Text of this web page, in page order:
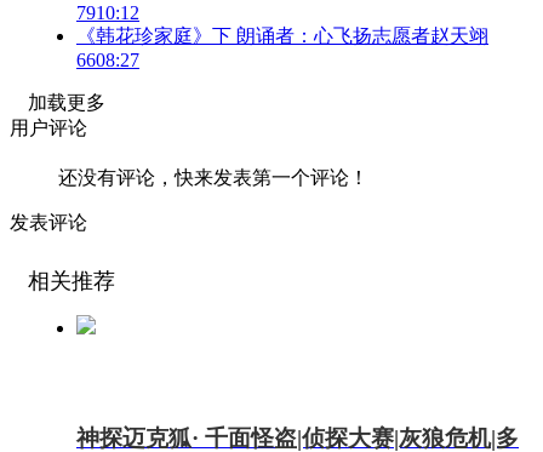
7910:12
《韩花珍家庭》下 朗诵者：心飞扬志愿者赵天翊
6608:27
加载更多
用户评论
还没有评论，快来发表第一个评论！
发表评论
相关推荐
神探迈克狐· 千面怪盗|侦探大赛|灰狼危机|多